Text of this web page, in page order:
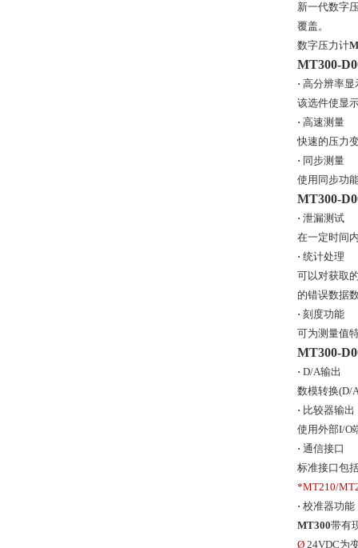
新一代数字
覆盖。
数字压力计
MT300-
· 高分辨率显
该选件使显
· 高速测量
快速的压力
· 同步测量
使用同步功
MT300-
· 泄漏测试
在一定时间
· 统计处理
可以对获取
的错误数据
· 刻度功能
可为测量值
MT300-
· D/A输出
数模转换(D/
· 比较器输出
使用外部I/O
· 通信接口
标准接口包
*MT210/
· 校准器功能
MT300带有
Ø 24VDC为